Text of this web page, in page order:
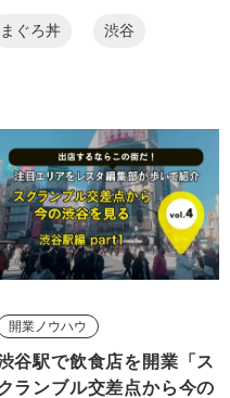
まぐろ丼 渋谷
開業ノウハウ
谷駅で飲食店を開業「ス
ランブル交差点から今の